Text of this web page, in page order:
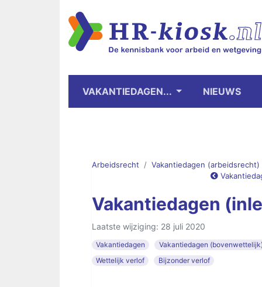
VAKANTIEDAGEN... NIEUWS
Arbeidsrecht
Vakantiedagen (arbeidsrecht)
Vakantiedagen
Laatste wijziging: 28 juli 2020
Vakantiedagen
Vakantiedagen
Wettelijk verlof
Bijzonder verlof